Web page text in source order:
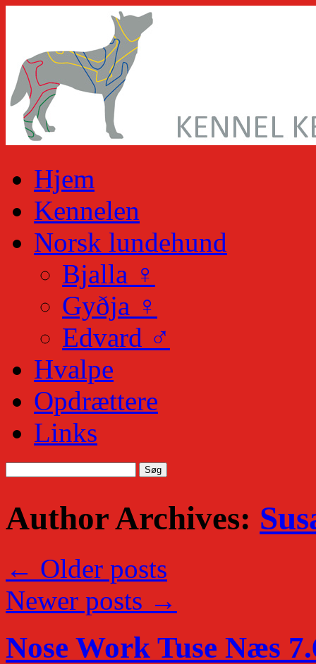
Hjem
Kennelen
Norsk lundehund
Bjalla ♀
Gyðja ♀
Edvard ♂
Hvalpe
Opdrættere
Links
efter:
Author Archives:
← Older posts
Newer posts →
Nose Work Tuse Næs